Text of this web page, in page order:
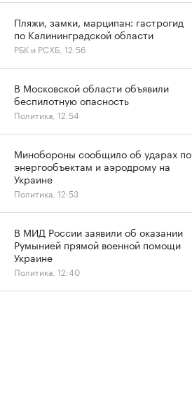
Пляжи, замки, марципан: гастрогид
по Калининградской области
РБК и РСХБ, 12:56
В Московской области объявили
беспилотную опасность
Политика, 12:54
Минобороны сообщило об ударах по
энергообъектам и аэродрому на
Украине
Политика, 12:53
В МИД России заявили об оказании
Румынией прямой военной помощи
Украине
Политика, 12:40